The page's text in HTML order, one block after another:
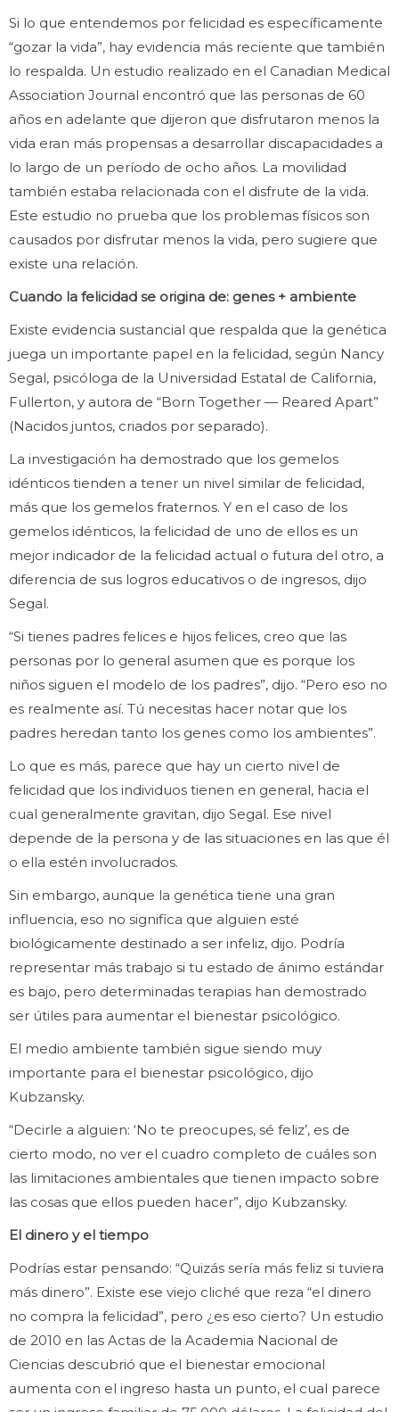
Si lo que entendemos por felicidad es específicamente
“gozar la vida”, hay evidencia más reciente que también
lo respalda. Un estudio realizado en el Canadian Medical
Association Journal encontró que las personas de 60
años en adelante que dijeron que disfrutaron menos la
vida eran más propensas a desarrollar discapacidades a
lo largo de un período de ocho años. La movilidad
también estaba relacionada con el disfrute de la vida.
Este estudio no prueba que los problemas físicos son
causados ​​por disfrutar menos la vida, pero sugiere que
existe una relación.
Cuando la felicidad se origina de: genes + ambiente
Existe evidencia sustancial que respalda que la genética
juega un importante papel en la felicidad, según Nancy
Segal, psicóloga de la Universidad Estatal de California,
Fullerton, y autora de “Born Together — Reared Apart”
(Nacidos juntos, criados por separado).
La investigación ha demostrado que los gemelos
idénticos tienden a tener un nivel similar de felicidad,
más que los gemelos fraternos. Y en el caso de los
gemelos idénticos, la felicidad de uno de ellos es un
mejor indicador de la felicidad actual o futura del otro, a
diferencia de sus logros educativos o de ingresos, dijo
Segal.
“Si tienes padres felices e hijos felices, creo que las
personas por lo general asumen que es porque los
niños siguen el modelo de los padres”, dijo. “Pero eso no
es realmente así. Tú necesitas hacer notar que los
padres heredan tanto los genes como los ambientes”.
Lo que es más, parece que hay un cierto nivel de
felicidad que los individuos tienen en general, hacia el
cual generalmente gravitan, dijo Segal. Ese nivel
depende de la persona y de las situaciones en las que él
o ella estén involucrados.
Sin embargo, aunque la genética tiene una gran
influencia, eso no significa que alguien esté
biológicamente destinado a ser infeliz, dijo. Podría
representar más trabajo si tu estado de ánimo estándar
es bajo, pero determinadas terapias han demostrado
ser útiles para aumentar el bienestar psicológico.
El medio ambiente también sigue siendo muy
importante para el bienestar psicológico, dijo
Kubzansky.
“Decirle a alguien: ‘No te preocupes, sé feliz’, es de
cierto modo, no ver el cuadro completo de cuáles son
las limitaciones ambientales que tienen impacto sobre
las cosas que ellos pueden hacer”, dijo Kubzansky.
El dinero y el tiempo
Podrías estar pensando: “Quizás sería más feliz si tuviera
más dinero”. Existe ese viejo cliché que reza “el dinero
no compra la felicidad”, pero ¿es eso cierto? Un estudio
de 2010 en las Actas de la Academia Nacional de
Ciencias descubrió que el bienestar emocional
aumenta con el ingreso hasta un punto, el cual parece